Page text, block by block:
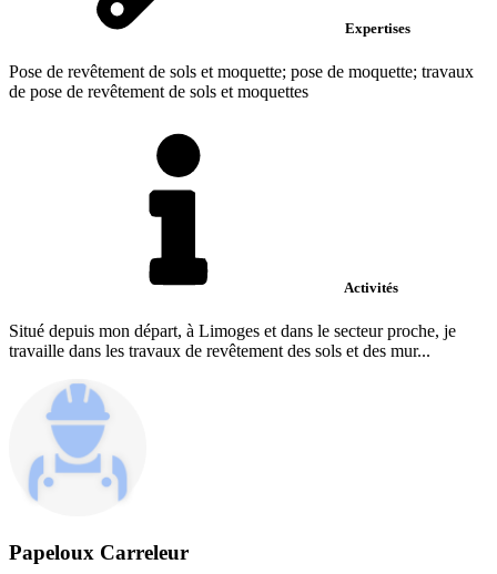
Expertises
Pose de revêtement de sols et moquette; pose de moquette; travaux
de pose de revêtement de sols et moquettes
Activités
Situé depuis mon départ, à Limoges et dans le secteur proche, je
travaille dans les travaux de revêtement des sols et des mur...
Papeloux Carreleur